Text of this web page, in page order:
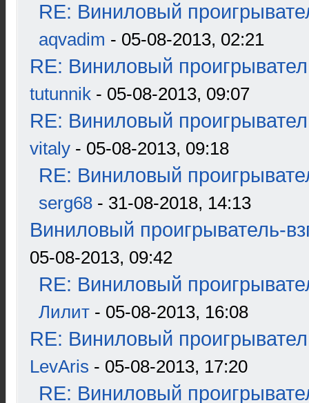
RE: Виниловый
aqvadim - 05-08-2013, 02:21
RE: Виниловый
tutunnik - 05-08-2013, 09:07
RE: Виниловый
vitaly - 05-08-2013, 09:18
RE: Виниловый
serg68 - 31-08-2018, 14:13
Виниловый проигрыватель-
05-08-2013, 09:42
RE: Виниловый
Лилит - 05-08-2013, 16:08
RE: Виниловый
LevAris - 05-08-2013, 17:20
RE: Виниловый